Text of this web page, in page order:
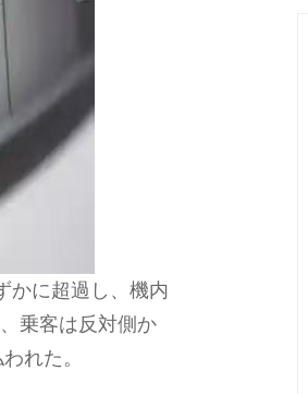
かに超過し、機内
乗客は反対側か
れた。